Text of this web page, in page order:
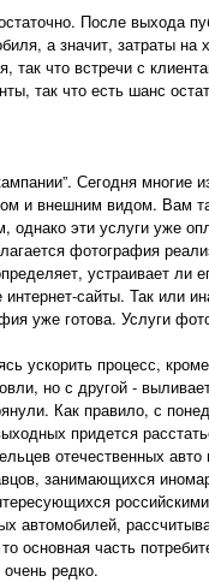
После выхода
а значит, затраты
так что встречи с
так что есть шанс
Сегодня
и внешним видом. Вам
эти услуги уже
фотография
устраивает
сайты. Так или
уже готова. Услуги
ускорить процесс,
но с другой -
Как правило, с
придется
отечественных
занимающихся
автомобилей,
основная часть
редко.